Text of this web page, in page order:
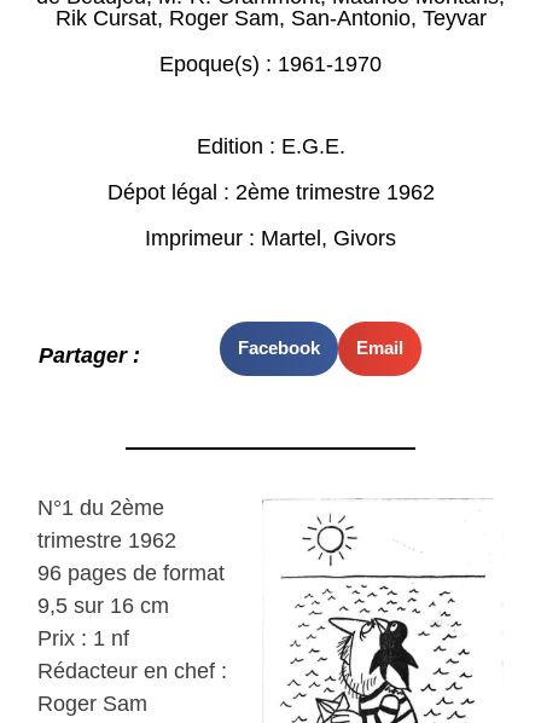
Rik Cursat, Roger Sam, San-Antonio, Teyvar
Epoque(s) : 1961-1970
Edition : E.G.E.
Dépot légal : 2ème trimestre 1962
Imprimeur : Martel, Givors
Partager : Facebook Email
N°1 du 2ème
trimestre 1962
96 pages de format
9,5 sur 16 cm
Prix : 1 nf
Rédacteur en chef :
Roger Sam